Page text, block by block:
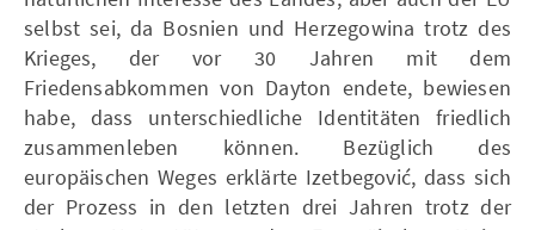
selbst sei, da Bosnien und Herzegowina trotz des
Krieges, der vor 30 Jahren mit dem
Friedensabkommen von Dayton endete, bewiesen
habe, dass unterschiedliche Identitäten friedlich
zusammenleben können. Bezüglich des
europäischen Weges erklärte Izetbegović, dass sich
der Prozess in den letzten drei Jahren trotz der